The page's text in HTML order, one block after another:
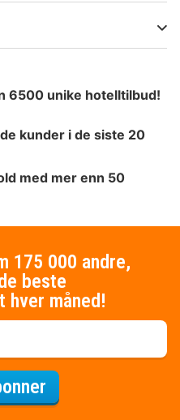
6500 unike hotelltilbud!
kunder i de siste 20
med mer enn 50
175 000 andre,
beste
hver måned!